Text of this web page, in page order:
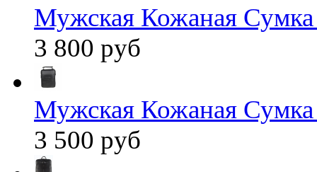
Мужская Кожаная
3 800 руб
Мужская Кожаная
3 500 руб